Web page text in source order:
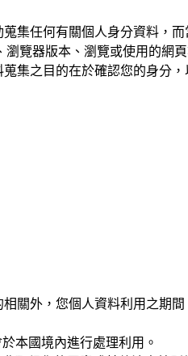
集任何有關個人身分資料，
覽器版本、瀏覽或使用的網
集之目的在於確認您的身分
關外，您個人資料利用之期間
本國境內進行處理利用。